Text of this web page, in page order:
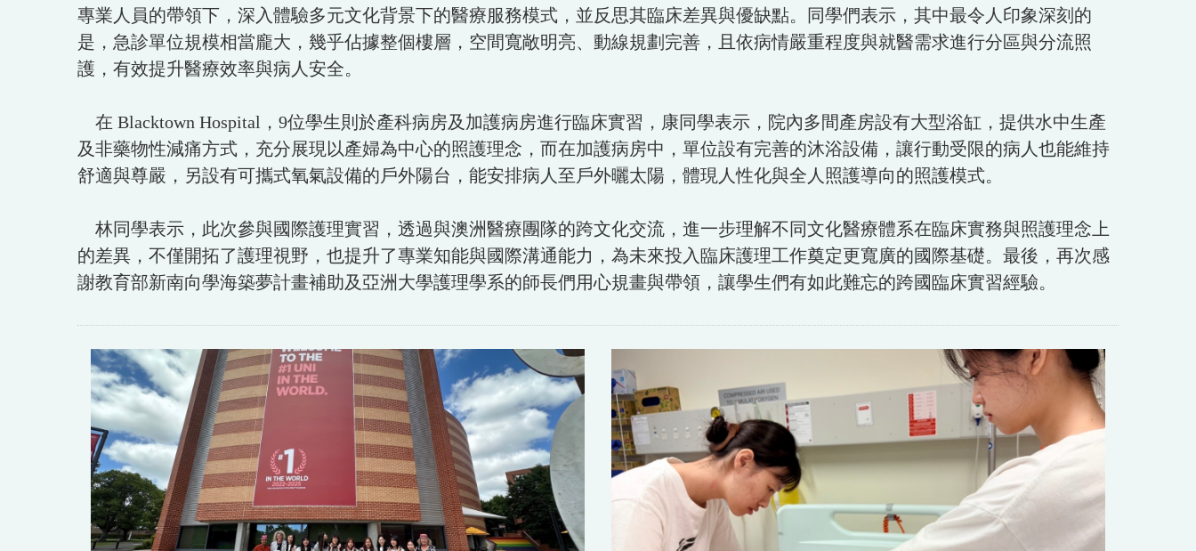
專業人員的帶領下，深入體驗多元文化背景下的醫療服務模式，並反思其臨床差異與優缺點。同學們表示，其中最令人印象深刻的
是，急診單位規模相當龐大，幾乎佔據整個樓層，空間寬敞明亮、動線規劃完善，且依病情嚴重程度與就醫需求進行分區與分流照
護，有效提升醫療效率與病人安全。
在 Blacktown Hospital，9位學生則於產科病房及加護病房進行臨床實習，康同學表示，院內多間產房設有大型浴缸，提供水中生產
及非藥物性減痛方式，充分展現以產婦為中心的照護理念，而在加護病房中，單位設有完善的沐浴設備，讓行動受限的病人也能維持
舒適與尊嚴，另設有可攜式氧氣設備的戶外陽台，能安排病人至戶外曬太陽，體現人性化與全人照護導向的照護模式。
林同學表示，此次參與國際護理實習，透過與澳洲醫療團隊的跨文化交流，進一步理解不同文化醫療體系在臨床實務與照護理念上
的差異，不僅開拓了護理視野，也提升了專業知能與國際溝通能力，為未來投入臨床護理工作奠定更寬廣的國際基礎。最後，再次感
謝教育部新南向學海築夢計畫補助及亞洲大學護理學系的師長們用心規畫與帶領，讓學生們有如此難忘的跨國臨床實習經驗。